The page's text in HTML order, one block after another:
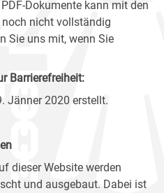
Dokumente kann mit den
nicht vollständig
Sie uns mit, wenn Sie
Barrierefreiheit:
Jänner 2020 erstellt.
dieser Website werden
und ausgebaut. Dabei ist